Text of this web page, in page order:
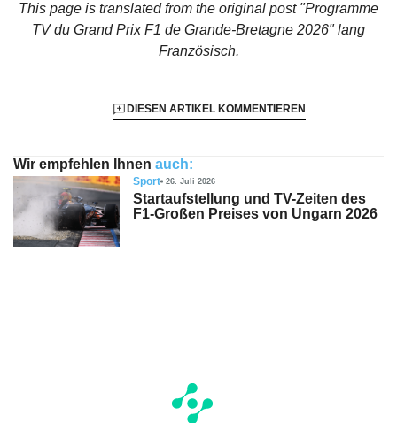
This page is translated from the original post "Programme
TV du Grand Prix F1 de Grande-Bretagne 2026"lang
Französisch.
DIESEN ARTIKEL KOMMENTIEREN
Wir empfehlen Ihnen auch:
Sport 26. Juli 2026
Startaufstellung und TV-Zeiten des
F1-Großen Preises von Ungarn 2026